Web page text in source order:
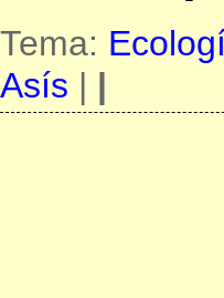
Tema:
Asís | |